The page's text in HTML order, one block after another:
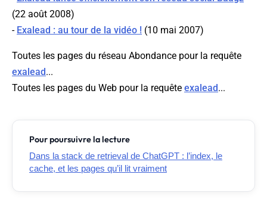
(22 août 2008)
- Exalead : au tour de la vidéo ! (10 mai 2007)
Toutes les pages du réseau Abondance pour la requête
exalead...
Toutes les pages du Web pour la requête exalead...
Pour poursuivre la lecture
Dans la stack de retrieval de ChatGPT : l’index, le
cache, et les pages qu’il lit vraiment